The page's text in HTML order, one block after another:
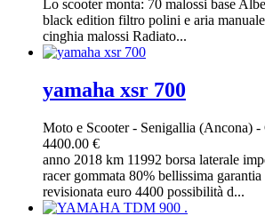
Lo scooter monta: 70 malossi base
black edition filtro polini e aria
cinghia malossi Radiato...
yamaha xsr 700
Moto e Scooter- Senigallia (Ancona) -
4400.00 €
anno 2018 km 11992 borsa laterale
racer gommata 80% bellissima
revisionata euro 4400 possibilità d...